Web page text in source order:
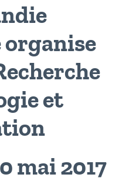
organise
et
mai 2017